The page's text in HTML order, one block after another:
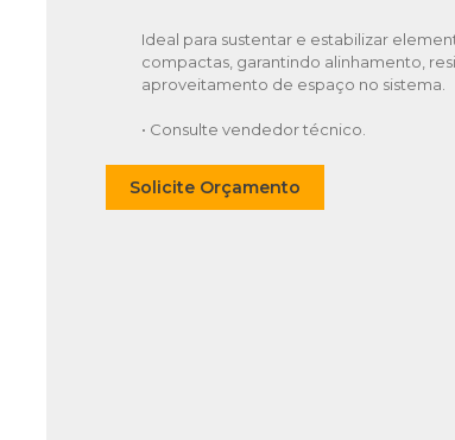
Ideal para sustentar e estabilizar
compactas, garantindo alinhamento,
aproveitamento de espaço no sistema.
• Consulte vendedor técnico.
Solicite Orçamento